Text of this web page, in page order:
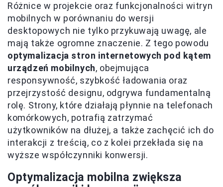
Różnice w projekcie oraz funkcjonalności witryn
mobilnych w porównaniu do wersji
desktopowych nie tylko przykuwają uwagę, ale
mają także ogromne znaczenie. Z tego powodu
optymalizacja stron internetowych pod kątem
urządzeń mobilnych, obejmująca
responsywność, szybkość ładowania oraz
przejrzystość designu, odgrywa fundamentalną
rolę. Strony, które działają płynnie na telefonach
komórkowych, potrafią zatrzymać
użytkowników na dłużej, a także zachęcić ich do
interakcji z treścią, co z kolei przekłada się na
wyższe współczynniki konwersji.
Optymalizacja mobilna zwiększa